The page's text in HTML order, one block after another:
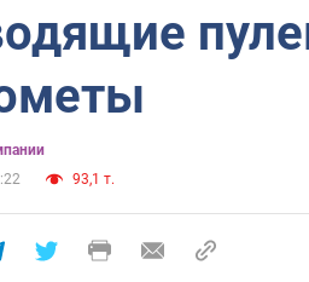
93,1 т.